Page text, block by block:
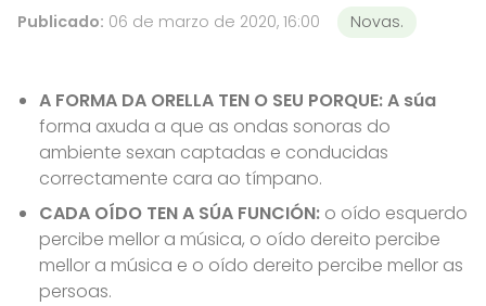
Publicado: 06 de marzo de 2020, 16:00 Novas.
A FORMA DA ORELLA TEN O SEU PORQUE: A súa
forma axuda a que as ondas sonoras do
ambiente sexan captadas e conducidas
correctamente cara ao tímpano.
CADA OÍDO TEN A SÚA FUNCIÓN: o oído esquerdo
percibe mellor a música, o oído dereito percibe
mellor a música e o oído dereito percibe mellor as
persoas.